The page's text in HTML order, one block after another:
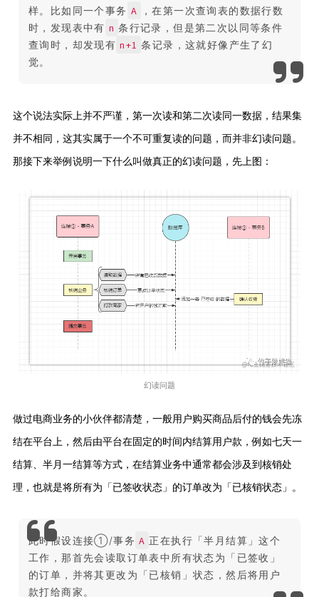
样。比如同一个事务 A
，在第一次查询表的数据行数
时，发现表中有 n 条行记录，但是第二次以同等条件
查询时，却发现有 n+1 条记录，这就好像产生了幻
觉。
这个说法实际上并不严谨，第一次读和第二次读同一数据，结果集
并不相同，这其实属于一个不可重复读的问题，而并非幻读问题。
那接下来举例说明一下什么叫做真正的幻读问题，先上图：
幻读问题
做过电商业务的小伙伴都清楚，一般用户购买商品后付的钱会先冻
结在平台上，然后由平台在固定的时间内结算用户款，例如七天一
结算、半月一结算等方式，在结算业务中通常都会涉及到核销处
理，也就是将所有为「已签收状态」的订单改为「已核销状态」。
此时假设连接①/事务 A 正在执行「半月结算」这个
工作，那首先会读取订单表中所有状态为「已签收」
的订单，并将其更改为「已核销」状态，然后将用户
款打给商家。